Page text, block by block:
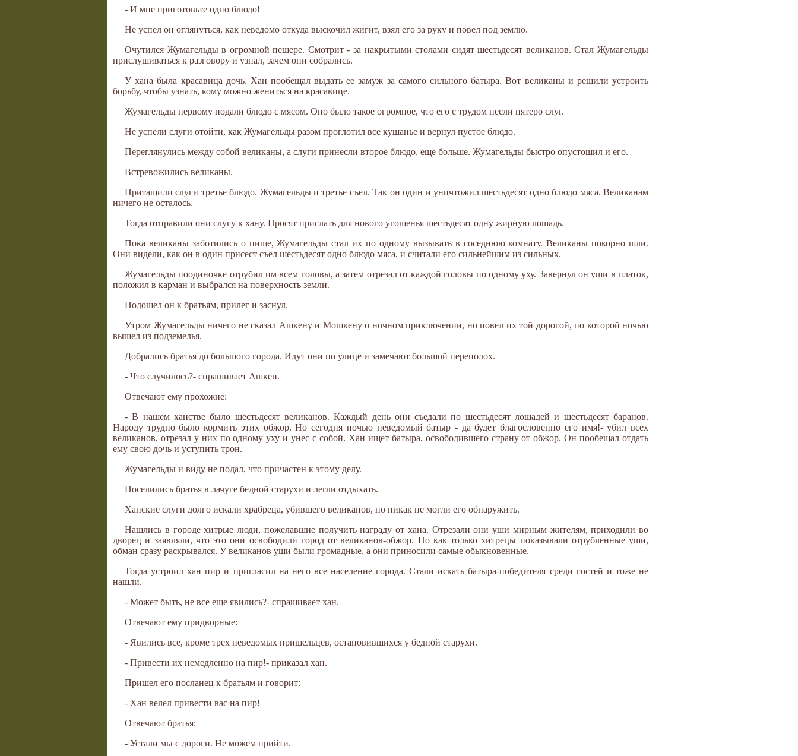
- И мне приготовьте одно блюдо!
Не успел он оглянуться, как неведомо откуда выскочил жигит, взял его за руку и повел под землю.
Очутился Жумагельды в огромной пещере. Смотрит - за накрытыми столами сидят шестьдесят великанов. Стал Жумагельды
прислушиваться к разговору и узнал, зачем они собрались.
У хана была красавица дочь. Хан пообещал выдать ее замуж за самого сильного батыра. Вот великаны и решили устроить
борьбу, чтобы узнать, кому можно жениться на красавице.
Жумагельды первому подали блюдо с мясом. Оно было такое огромное, что его с трудом несли пятеро слуг.
Не успели слуги отойти, как Жумагельды разом проглотил все кушанье и вернул пустое блюдо.
Переглянулись между собой великаны, а слуги принесли второе блюдо, еще больше. Жумагельды быстро опустошил и его.
Встревожились великаны.
Притащили слуги третье блюдо. Жумагельды и третье съел. Так он один и уничтожил шестьдесят одно блюдо мяса. Великанам
ничего не осталось.
Тогда отправили они слугу к хану. Просят прислать для нового угощенья шестьдесят одну жирную лошадь.
Пока великаны заботились о пище, Жумагельды стал их по одному вызывать в соседнюю комнату. Великаны покорно шли.
Они видели, как он в один присест съел шестьдесят одно блюдо мяса, и считали его сильнейшим из сильных.
Жумагельды поодиночке отрубил им всем головы, а затем отрезал от каждой головы по одному уху. Завернул он уши в платок,
положил в карман и выбрался на поверхность земли.
Подошел он к братьям, прилег и заснул.
Утром Жумагельды ничего не сказал Ашкену и Мошкену о ночном приключении, но повел их той дорогой, по которой ночью
вышел из подземелья.
Добрались братья до большого города. Идут они по улице и замечают большой переполох.
- Что случилось?- спрашивает Ашкен.
Отвечают ему прохожие:
- В нашем ханстве было шестьдесят великанов. Каждый день они съедали по шестьдесят лошадей и шестьдесят баранов.
Народу трудно было кормить этих обжор. Но сегодня ночью неведомый батыр - да будет благословенно его имя!- убил всех
великанов, отрезал у них по одному уху и унес с собой. Хан ищет батыра, освободившего страну от обжор. Он пообещал отдать
ему свою дочь и уступить трон.
Жумагельды и виду не подал, что причастен к этому делу.
Поселились братья в лачуге бедной старухи и легли отдыхать.
Ханские слуги долго искали храбреца, убившего великанов, но никак не могли его обнаружить.
Нашлись в городе хитрые люди, пожелавшие получить награду от хана. Отрезали они уши мирным жителям, приходили во
дворец и заявляли, что это они освободили город от великанов-обжор. Но как только хитрецы показывали отрубленные уши,
обман сразу раскрывался. У великанов уши были громадные, а они приносили самые обыкновенные.
Тогда устроил хан пир и пригласил на него все население города. Стали искать батыра-победителя среди гостей и тоже не
нашли.
- Может быть, не все еще явились?- спрашивает хан.
Отвечают ему придворные:
- Явились все, кроме трех неведомых пришельцев, остановившихся у бедной старухи.
- Привести их немедленно на пир!- приказал хан.
Пришел его посланец к братьям и говорит:
- Хан велел привести вас на пир!
Отвечают братья:
- Устали мы с дороги. Не можем прийти.